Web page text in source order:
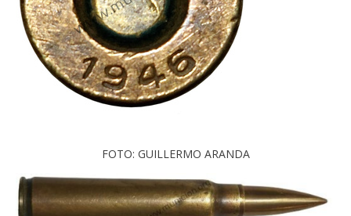
FOTO: GUILLERMO ARANDA